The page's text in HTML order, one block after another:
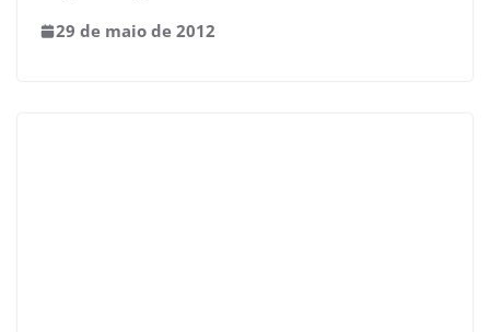
29 de maio de 2012